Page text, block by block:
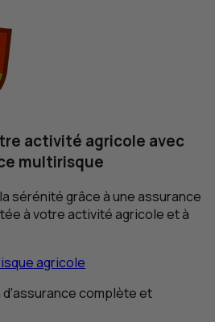
activité agricole avec
multirisque
sérénité grâce à une assurance
à votre activité agricole et à
agricole
complète et